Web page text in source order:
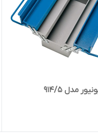
مدل 914/5